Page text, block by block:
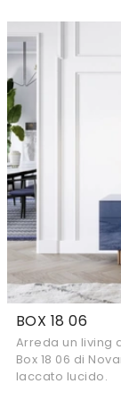
BOX 18 06
Arreda un living
Box 18 06 di
laccato lucido.